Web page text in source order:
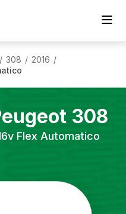
/ 308 / 2016 /
308
Flex Automatico